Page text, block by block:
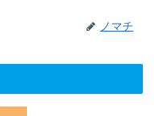
ノマチ